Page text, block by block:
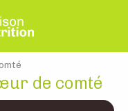
de comté